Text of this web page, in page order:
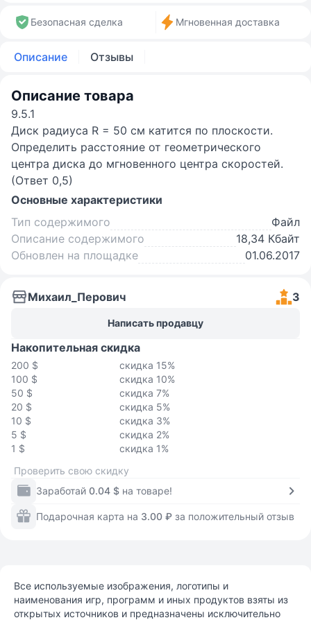
Безопасная сделка Мгновенная доставка
Описание Отзывы
Описание товара
9.5.1
Диск радиуса R = 50 см катится по плоскости.
Определить рас­стояние от геометрического
центра диска до мгновенного центра скоростей.
(Ответ 0,5)
Основные характеристики
Тип содержимого
Файл
Описание содержимого
18,34 Кбайт
Обновлен на площадке
01.06.2017
Михаил_Перович 3
Написать продавцу
Накопительная скидка
200 $
скидка 15%
100 $
скидка 10%
50 $
скидка 7%
20 $
скидка 5%
10 $
скидка 3%
5 $
скидка 2%
1 $
скидка 1%
Проверить свою скидку
Заработай 0.04 $ на товаре!
Подарочная карта на 3.00 ₽ за положительный отзыв
Все используемые изображения, логотипы и
наименования игр, программ и иных продуктов взяты из
открытых источников и предназначены исключительно